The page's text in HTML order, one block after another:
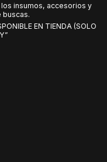
insumos, accesorios y
buscas.
EN TIENDA (SOLO